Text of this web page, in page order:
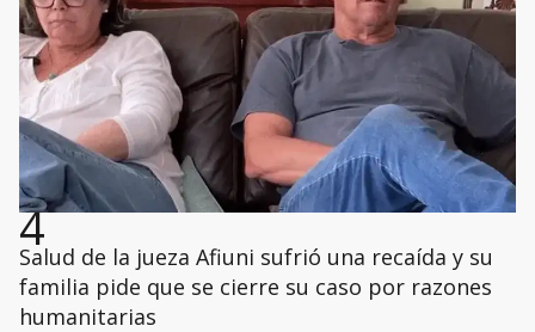
4
Salud de la jueza Afiuni sufrió una recaída y su
familia pide que se cierre su caso por razones
humanitarias